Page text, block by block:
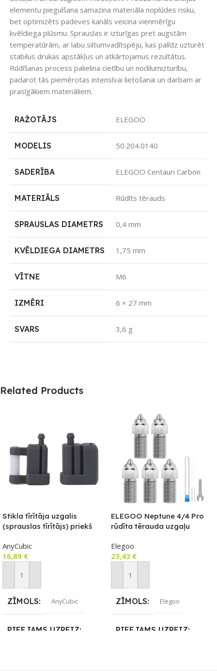
elementu piegulšana samazina materiāla noplūdes risku,
bet optimizēts padeves kanāls veicina vienmērīgu
kvēldiega plūsmu. Sprauslas ir izturīgas pret augstām
temperatūrām, ar labu siltumvadītspēju, kas palīdz uzturēt
stabilus drukas apstākļus un atkārtojamus rezultātus.
Rūdīšanas process palielina cietību un nodilumizturību,
padarot tās piemērotas intensīvai lietošanai un darbam ar
prasīgākiem materiāliem.
RAŽOTĀJS ELEGOO
MODELIS 50.204.0140
SADERĪBA ELEGOO Centauri Carbon
MATERIĀLS Rūdīts tērauds
SPRAUSLAS DIAMETRS 0,4 mm
KVĒLDIEGA DIAMETRS 1,75 mm
VĪTNE M6
IZMĒRI 6 × 27 mm
SVARS 3,6 g
Related Products
Stikla tīrītāja uzgalis
(sprauslas tīrītājs) priekš
Combo
AnyCubic
16,89 €
Pievienot Grozam
ZĪMOLS AnyCubic
PIEEJAMS UZREIZ
ELEGOO Neptune 4/4 Pro
rūdīta tērauda uzgaļu
mm x1, 0,8 mm x1)
Elegoo
23,43 €
Pievienot Grozam
ZĪMOLS Elegoo
PIEEJAMS UZREIZ